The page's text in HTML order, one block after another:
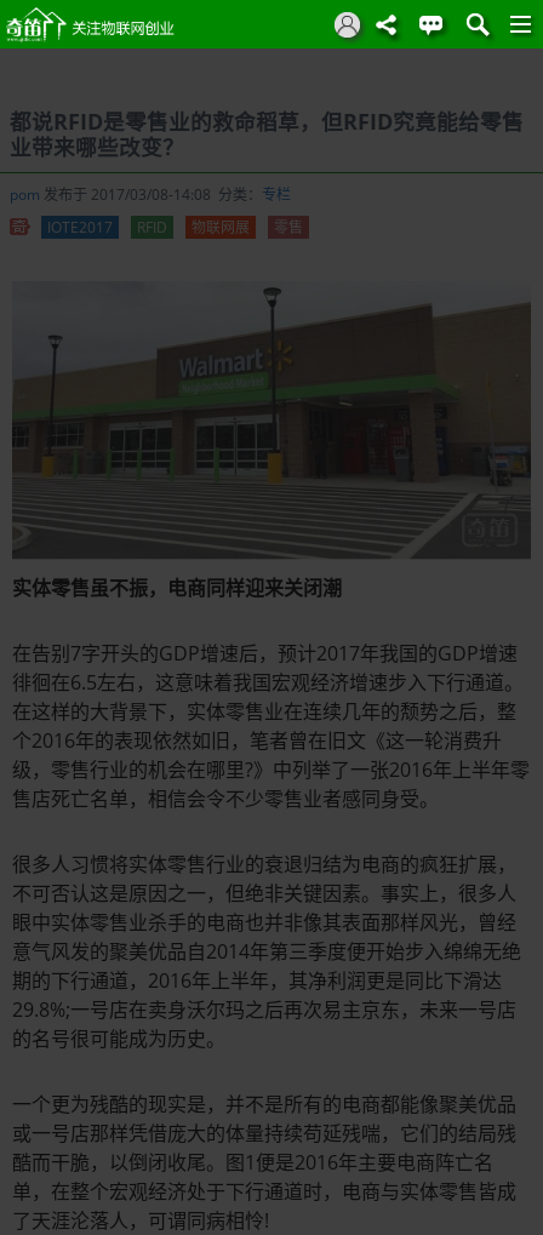
都说RFID是零售业的救命稻草，但RFID究竟能给零售
业带来哪些改变？
pom 发布于 2017/03/08-14:08 分类： 专栏
IOTE2017
RFID 物联网展 零售
实体零售虽不振，电商同样迎来关闭潮
在告别7字开头的GDP增速后，预计2017年我国的GDP增速
徘徊在6.5左右，这意味着我国宏观经济增速步入下行通道。
在这样的大背景下，实体零售业在连续几年的颓势之后，整
个2016年的表现依然如旧，笔者曾在旧文《这一轮消费升
级，零售行业的机会在哪里?》中列举了一张2016年上半年零
售店死亡名单，相信会令不少零售业者感同身受。
很多人习惯将实体零售行业的衰退归结为电商的疯狂扩展，
不可否认这是原因之一，但绝非关键因素。事实上，很多人
眼中实体零售业杀手的电商也并非像其表面那样风光，曾经
意气风发的聚美优品自2014年第三季度便开始步入绵绵无绝
期的下行通道，2016年上半年，其净利润更是同比下滑达
29.8%;一号店在卖身沃尔玛之后再次易主京东，未来一号店
的名号很可能成为历史。
一个更为残酷的现实是，并不是所有的电商都能像聚美优品
或一号店那样凭借庞大的体量持续苟延残喘，它们的结局残
酷而干脆，以倒闭收尾。图1便是2016年主要电商阵亡名
单，在整个宏观经济处于下行通道时，电商与实体零售皆成
了天涯沦落人，可谓同病相怜!